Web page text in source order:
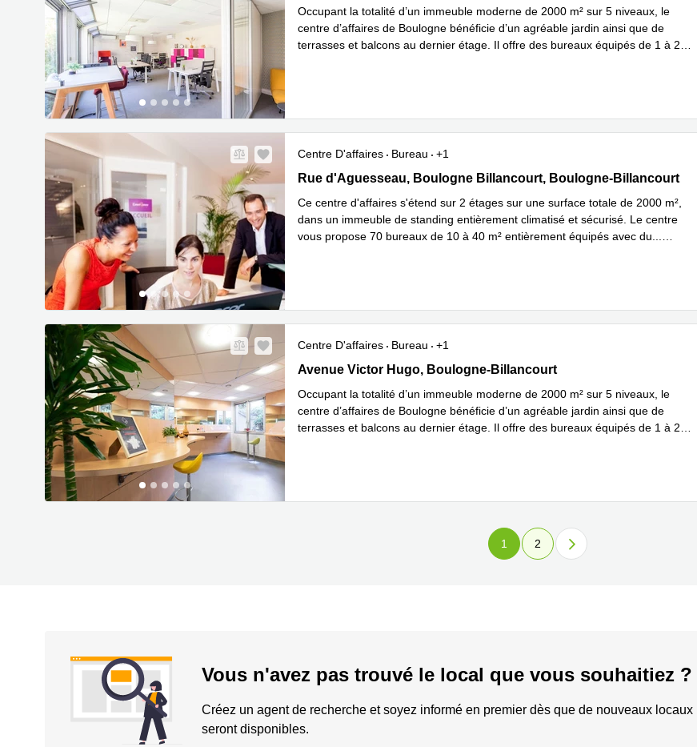
Occupant la totalité d’un immeuble moderne de 2000 m² sur 5 niveaux, le
centre d’affaires de Boulogne bénéficie d’un agréable jardin ainsi que de
terrasses et balcons au dernier étage. Il offre des bureaux équipés de 1 à 25
Centre D'affaires Bureau
+1
121 Rue d'Aguesseau, Boulogne Billancourt, Boulogne-Billancourt
Rue d'Aguesseau, Boulogne Billancourt, Boulogne-Billancourt
Ce centre d'affaires s'étend sur 2 étages sur une surface totale de 2000 m²,
dans un immeuble de standing entièrement climatisé et sécurisé. Le centre
vous propose 70 bureaux de 10 à 40 m² entièrement équipés avec du
Centre D'affaires Bureau
+1
117 Avenue Victor Hugo, Boulogne-Billancourt
Avenue Victor Hugo, Boulogne-Billancourt
Occupant la totalité d’un immeuble moderne de 2000 m² sur 5 niveaux, le
centre d’affaires de Boulogne bénéficie d’un agréable jardin ainsi que de
terrasses et balcons au dernier étage. Il offre des bureaux équipés de 1 à 25
1 2
Vous n'avez pas trouvé le local que vous souhaitiez ?
Créez un agent de recherche et soyez informé en premier dès que de nouveaux locaux
seront disponibles.